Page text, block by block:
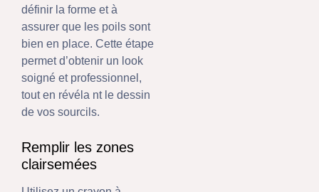
définir la forme et à
assurer que les poils sont
bien en place. Cette étape
permet d’obtenir un look
soigné et professionnel,
tout en révéla nt le dessin
de vos sourcils.
Remplir les zones
clairsemées